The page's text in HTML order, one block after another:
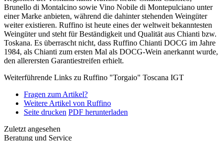
Brunello di Montalcino sowie Vino Nobile di Montepulciano unter
einer Marke anbieten, während die dahinter stehenden Weingüter
weiter existieren. Ruffino ist heute eines der weltweit bekanntesten
Weingüter und steht für Beständigkeit und Qualität aus Chianti bzw.
Toskana. Es überrascht nicht, dass Ruffino Chianti DOCG im Jahre
1984, als Chianti zum ersten Mal als DOCG-Wein anerkannt wurde,
den allerersten Garantiestreifen erhielt.
Weiterführende Links zu Ruffino "Torgaio" Toscana IGT
Fragen zum Artikel?
Weitere Artikel von Ruffino
Seite drucken PDF herunterladen
Zuletzt angesehen
Beratung und Service